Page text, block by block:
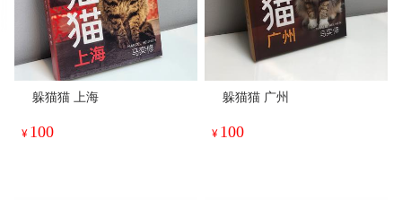
躲猫猫 上海
¥ 100
躲猫猫 广州
¥ 100